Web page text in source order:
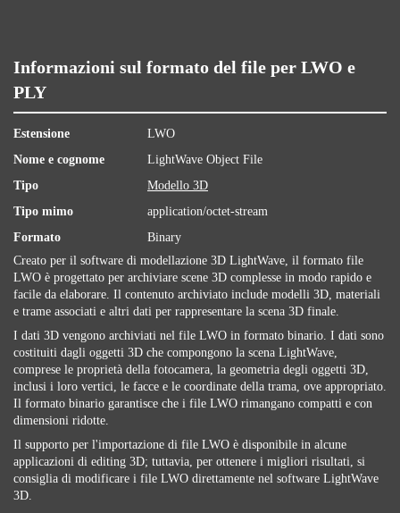
Informazioni sul formato del file per LWO e
PLY
Estensione
LWO
Nome e cognome
LightWave Object File
Tipo
Modello 3D
Tipo mimo
application/octet-stream
Formato
Binary
Creato per il software di modellazione 3D LightWave, il formato file
LWO è progettato per archiviare scene 3D complesse in modo rapido e
facile da elaborare. Il contenuto archiviato include modelli 3D, materiali
e trame associati e altri dati per rappresentare la scena 3D finale.
I dati 3D vengono archiviati nel file LWO in formato binario. I dati sono
costituiti dagli oggetti 3D che compongono la scena LightWave,
comprese le proprietà della fotocamera, la geometria degli oggetti 3D,
inclusi i loro vertici, le facce e le coordinate della trama, ove appropriato.
Il formato binario garantisce che i file LWO rimangano compatti e con
dimensioni ridotte.
Il supporto per l'importazione di file LWO è disponibile in alcune
applicazioni di editing 3D; tuttavia, per ottenere i migliori risultati, si
consiglia di modificare i file LWO direttamente nel software LightWave
3D.